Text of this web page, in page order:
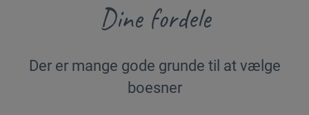
Dine fordele
Der er mange gode grunde til at vælge
boesner